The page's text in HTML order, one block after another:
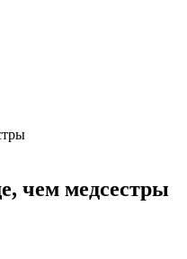
чем медсестры